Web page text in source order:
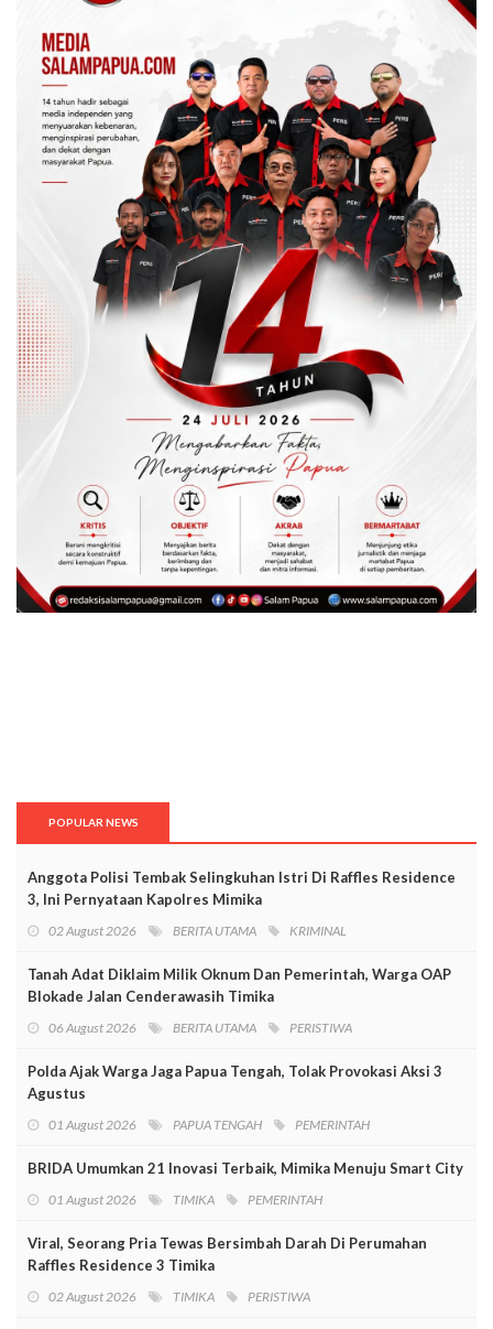
POPULAR NEWS
Anggota Polisi Tembak Selingkuhan Istri Di Raffles Residence
3, Ini Pernyataan Kapolres Mimika
02 August 2026 BERITA UTAMA KRIMINAL
Tanah Adat Diklaim Milik Oknum Dan Pemerintah, Warga OAP
Blokade Jalan Cenderawasih Timika
06 August 2026 BERITA UTAMA PERISTIWA
Polda Ajak Warga Jaga Papua Tengah, Tolak Provokasi Aksi 3
Agustus
01 August 2026 PAPUA TENGAH PEMERINTAH
BRIDA Umumkan 21 Inovasi Terbaik, Mimika Menuju Smart City
01 August 2026 TIMIKA PEMERINTAH
Viral, Seorang Pria Tewas Bersimbah Darah Di Perumahan
Raffles Residence 3 Timika
02 August 2026 TIMIKA PERISTIWA